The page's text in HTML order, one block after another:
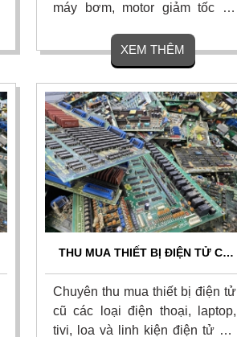
máy bơm, motor giảm tốc và
mua tận nơi. Thanh toán tiền
mặt nhanh gọn, bốc xếp trong
ngày, có hoa hồng cao. Liên hệ
ngay.
XEM THÊM
THU MUA THIẾT BỊ ĐIỆN TỬ CŨ
ĐỊNH GIÁ NHANH CHÓNG
Chuyên thu mua thiết bị điện tử
cũ các loại điện thoại, laptop,
tivi, loa và linh kiện điện tử cũ,